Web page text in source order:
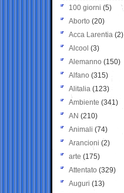
100 giorni (5)
Aborto (20)
Acca Larentia (2)
Alcool (3)
Alemanno (150)
Alfano (315)
Alitalia (123)
Ambiente (341)
AN (210)
Animali (74)
Arancioni (2)
arte (175)
Attentato (329)
Auguri (13)